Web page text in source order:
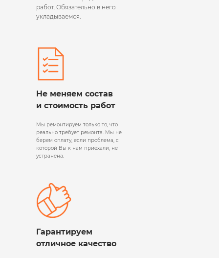
работ. Обязательно в него
укладываемся.
Мы ремонтируем только то, что
реально требует ремонта. Мы не
берем оплату, если проблема, с
которой Вы к нам приехали, не
устранена.
Не меняем состав
и стоимость работ
Гарантируем
отличное качество